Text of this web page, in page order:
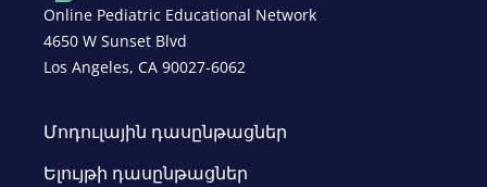
Online Pediatric Educational Network
4650 W Sunset Blvd
Los Angeles, CA 90027-6062
Մոդուլային դասընթացներ
Ելույթի դասընթացներ